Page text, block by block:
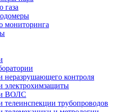
газа
мониторинга
неразрушающего контроля
электрохимзащиты
ВОЛС
трубопроводов